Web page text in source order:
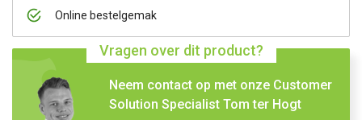
Online bestelgemak
Vragen over dit product?
Neem contact op met onze Customer
Solution Specialist Tom ter Hogt